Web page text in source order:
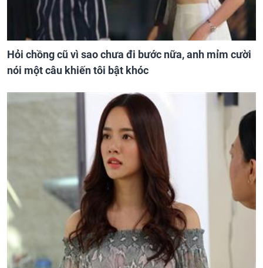
Hỏi chồng cũ vì sao chưa đi bước nữa, anh mỉm cười
nói một câu khiến tôi bật khóc